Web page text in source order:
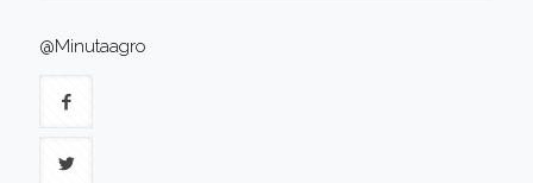
@Minutaagro